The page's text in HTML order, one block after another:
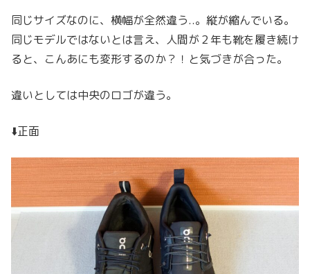
同じサイズなのに、横幅が全然違う..。縦が縮んでいる。
同じモデルではないとは言え、人間が２年も靴を履き続け
ると、こんあにも変形するのか？！と気づきが合った。
違いとしては中央のロゴが違う。
⬇️正面